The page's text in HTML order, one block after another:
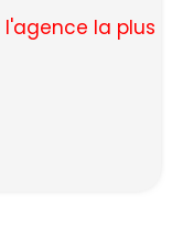
la plus